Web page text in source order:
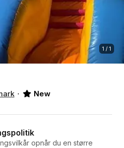
1 / 1
New
opnår du en større